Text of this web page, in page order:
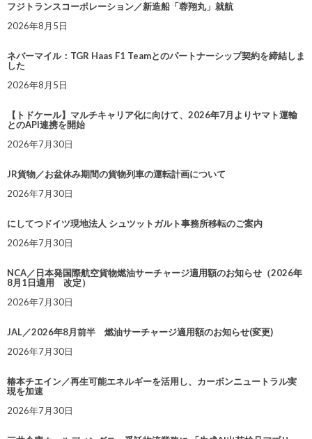
フジトランスコーポレーション／新造船「蓉翔丸」就航
2026年8月5日
ネバーマイル：TGR Haas F1 Teamとのパートナーシップ契約を締結しま
した
2026年8月5日
【トドケール】マルチキャリア化に向けて、2026年7月よりヤマト運輸
とのAPI連携を開始
2026年7月30日
JR貨物／お盆休み期間の貨物列車の運転計画について
2026年7月30日
にしてつドイツ現地法人 シュツットガルト事務所移転のご案内
2026年7月30日
NCA／日本発国際航空貨物燃油サーチャージ適用額のお知らせ（2026年
8月1日適用 改定）
2026年7月30日
JAL／2026年8月前半 燃油サーチャージ適用額のお知らせ(変更)
2026年7月30日
椿本チエイン／再生可能エネルギーを活用し、カーボンニュートラル実
現を加速
2026年7月30日